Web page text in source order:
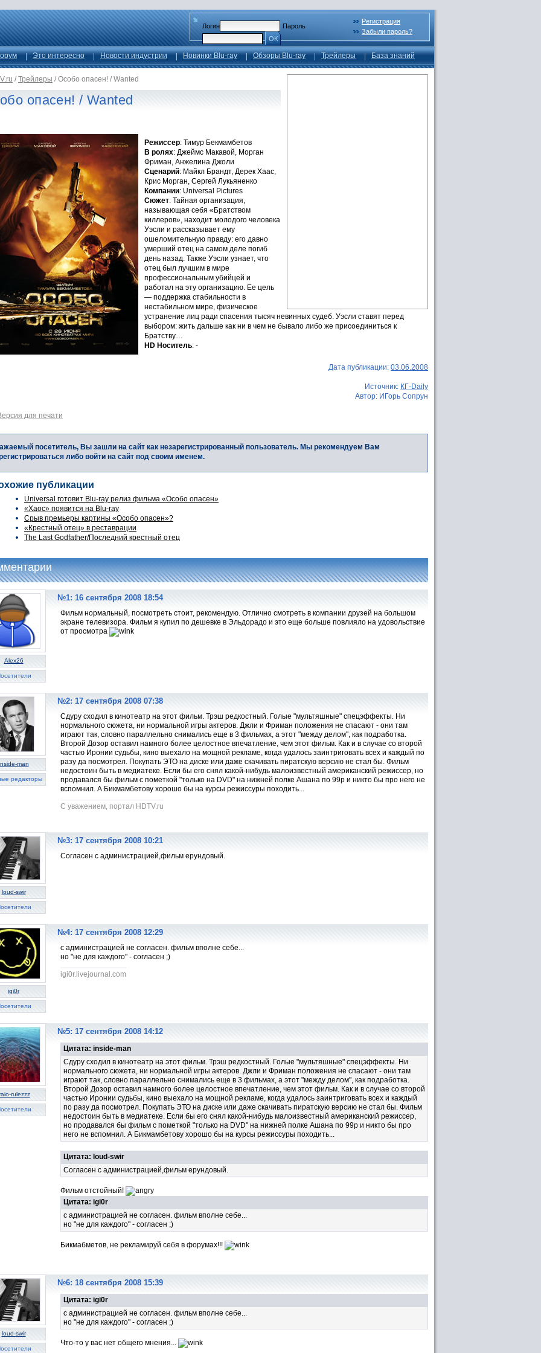
Логин
Пароль
ОК
Регистрация
Забыли пароль?
Это интересно Новости индустрии Новинки Blu-ray Обзоры Blu-ray Трейлеры База знаний
/ Трейлеры / Особо опасен! / Wanted
опасен! / Wanted
Режиссер: Тимур Бекмамбетов
В ролях: Джеймс Макавой, Морган
Фриман, Анжелина Джоли
Сценарий: Майкл Брандт, Дерек Хаас,
Крис Морган, Сергей Лукьяненко
Компании: Universal Pictures
Сюжет: Тайная организация,
называющая себя «Братством
киллеров», находит молодого человека
Уэсли и рассказывает ему
ошеломительную правду: его давно
умерший отец на самом деле погиб
день назад. Также Уэсли узнает, что
отец был лучшим в мире
профессиональным убийцей и
работал на эту организацию. Ее цель
— поддержка стабильности в
нестабильном мире, физическое
устранение лиц ради спасения тысяч невинных судеб. Уэсли ставят перед
выбором: жить дальше как ни в чем не бывало либо же присоединиться к
Братству…
HD Носитель: -
Дата публикации: 03.06.2008
Источник: КГ-Daily
Автор: ИГорь Сопрун
для печати
посетитель, Вы зашли на сайт как незарегистрированный пользователь. Мы рекомендуем Вам
либо войти на сайт под своим именем.
публикации
Universal готовит Blu-ray релиз фильма «Особо опасен»
«Хаос» появится на Blu-ray
Срыв премьеры картины «Особо опасен»?
«Крестный отец» в реставрации
The Last Godfather/Последний крестный отец
Alex26
№1: 16 сентября 2008 18:54
Фильм нормальный, посмотреть стоит, рекомендую. Отлично смотреть в компании друзей на большом
экране телевизора. Фильм я купил по дешевке в Эльдорадо и это еще больше повлияло на удовольствие
от просмотра
man
редакторы
№2: 17 сентября 2008 07:38
Сдуру сходил в кинотеатр на этот фильм. Трэш редкостный. Голые "мультяшные" спецэффекты. Ни
нормального сюжета, ни нормальной игры актеров. Джли и Фриман положения не спасают - они там
играют так, словно параллельно снимались еще в 3 фильмах, а этот "между делом", как подработка.
Второй Дозор оставил намного более целостное впечатление, чем этот фильм. Как и в случае со второй
частью Иронии судьбы, кино выехало на мощной рекламе, когда удалось заинтриговать всех и каждый по
разу да посмотрел. Покупать ЭТО на диске или даже скачивать пиратскую версию не стал бы. Фильм
недостоин быть в медиатеке. Если бы его снял какой-нибудь малоизвестный американский режиссер, но
продавался бы фильм с пометкой "только на DVD" на нижней полке Ашана по 99р и никто бы про него не
вспомнил. А Бикмамбетову хорошо бы на курсы режиссуры походить...
C уважением, портал HDTV.ru
loud-swir
№3: 17 сентября 2008 10:21
Согласен с администрацией,фильм ерундовый.
igi0r
№4: 17 сентября 2008 12:29
с администрацией не согласен. фильм вполне себе...
но "не для каждого" - согласен ;)
igi0r.livejournal.com
rulezzz
№5: 17 сентября 2008 14:12
Цитата: inside-man
Сдуру сходил в кинотеатр на этот фильм. Трэш редкостный. Голые "мультяшные" спецэффекты. Ни
нормального сюжета, ни нормальной игры актеров. Джли и Фриман положения не спасают - они там
играют так, словно параллельно снимались еще в 3 фильмах, а этот "между делом", как подработка.
Второй Дозор оставил намного более целостное впечатление, чем этот фильм. Как и в случае со второй
частью Иронии судьбы, кино выехало на мощной рекламе, когда удалось заинтриговать всех и каждый
по разу да посмотрел. Покупать ЭТО на диске или даже скачивать пиратскую версию не стал бы. Фильм
недостоин быть в медиатеке. Если бы его снял какой-нибудь малоизвестный американский режиссер,
но продавался бы фильм с пометкой "только на DVD" на нижней полке Ашана по 99р и никто бы про
него не вспомнил. А Бикмамбетову хорошо бы на курсы режиссуры походить...
Цитата: loud-swir
Согласен с администрацией,фильм ерундовый.
Фильм отстойный!
Цитата: igi0r
с администрацией не согласен. фильм вполне себе...
но "не для каждого" - согласен ;)
Бикмабметов, не рекламируй себя в форумах!!!
loud-swir
№6: 18 сентября 2008 15:39
Цитата: igi0r
с администрацией не согласен. фильм вполне себе...
но "не для каждого" - согласен ;)
Что-то у вас нет общего мнения...